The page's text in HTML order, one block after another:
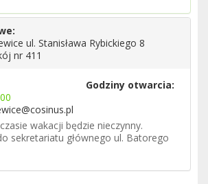
ul. Stanisława Rybickiego 8
nr 411
Godziny otwarcia:
wakacji będzie nieczynny.
sekretariatu głównego ul. Batorego